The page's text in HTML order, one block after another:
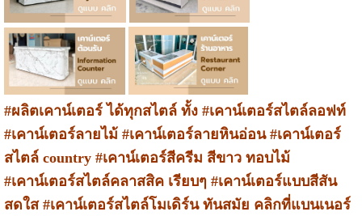
#ผลิตเคาน์เตอร์ ได้ทุกสไตล์ ทั้ง #เคาน์เตอร์สไตล์ลอฟท์
#เคาน์เตอร์ลายไม้ #เคาน์เตอร์ลายหินอ่อน #เคาน์เตอร์
สไตล์ country #เคาน์เตอร์สีครีม สีขาว ทอบไม้
#เคาน์เตอร์สไตล์คลาสสิค เรียบๆ #เคาน์เตอร์แบบสีสัน
สดใส #เคาน์เตอร์สไตล์โมเดิร์น ทันสมัย คลิกที่แบนเนอร์